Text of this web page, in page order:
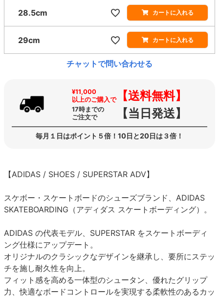
28.5cm カートに入れる
29cm カートに入れる
チャットで問い合わせる
¥11,000
以上のご購入で【送料無料】
17時までの
ご注文で
【当日発送】
毎月１日はポイント５倍！10日と20日は３倍！
【ADIDAS / SHOES / SUPERSTAR ADV】
スケボー・スケートボードのシューズブランド、ADIDAS
SKATEBOARDING（アディダス スケートボーディング）。
ADIDAS の代表モデル、SUPERSTAR をスケートボーディ
ング仕様にアップデート。
オリジナルのクラシックなデザインを継承し、要所にステッ
チを施し耐久性を向上。
フィット感を高める一体型のシュータン、優れたグリップ
力、快適なボードコントロールを実現する柔軟性のあるカッ